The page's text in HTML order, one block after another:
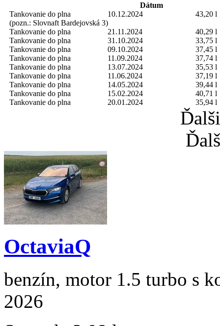
Dátum
Tankovanie do plna
10.12.2024
43,20 l
(pozn.: Slovnaft Bardejovská 3)
Tankovanie do plna
21.11.2024
40,29 l
Tankovanie do plna
31.10.2024
33,75 l
Tankovanie do plna
09.10.2024
37,45 l
Tankovanie do plna
11.09.2024
37,74 l
Tankovanie do plna
13.07.2024
35,53 l
Tankovanie do plna
11.06.2024
37,19 l
Tankovanie do plna
14.05.2024
39,44 l
Tankovanie do plna
15.02.2024
40,71 l
Tankovanie do plna
20.01.2024 35,94 l
OctaviaQ
benzín, motor 1.5 turbo s
2026